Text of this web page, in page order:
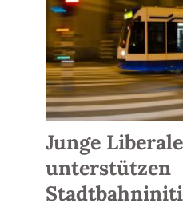
Junge
unterstützen